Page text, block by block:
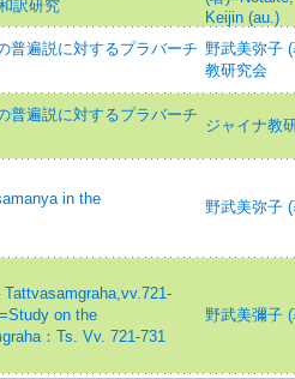
訳研究
Keijin (au.)
普遍説に対するプラバーチ 野武美弥子
教研究会
普遍説に対するプラバーチ
ジャイナ教
in the
野武美弥子
on the
：Ts. Vv. 721-731
野武美彌子